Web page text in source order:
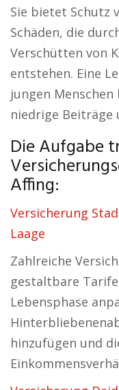
Sie bietet Schutz
Schäden, die
Verschütten von
entstehen. Eine
jungen
niedrige Beiträge
Die Aufgabe
Affing:
Versicherung
Laage
Zahlreiche
gestaltbare
Lebensphase
hinzufügen und